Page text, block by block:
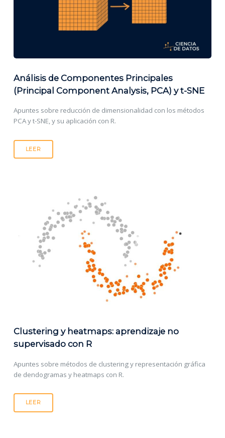
Análisis de Componentes Principales
(Principal Component Analysis, PCA) y t-SNE
Apuntes sobre reducción de dimensionalidad con los métodos
PCA y t-SNE, y su aplicación con R.
LEER
Clustering y heatmaps: aprendizaje no
supervisado con R
Apuntes sobre métodos de clustering y representación gráfica
de dendogramas y heatmaps con R.
LEER